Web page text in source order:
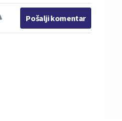
Pošalji komentar